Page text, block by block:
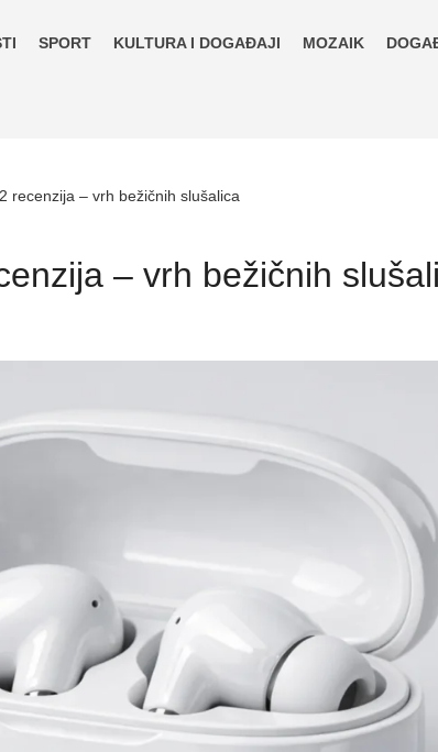
SPORT KULTURA I DOGAĐAJI MOZAIK
recenzija – vrh bežičnih slušalica
– vrh bežičnih